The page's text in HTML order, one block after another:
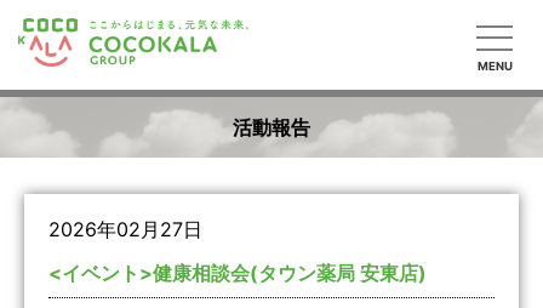
MENU
活動報告
2026年02月27日
<イベント>健康相談会(タウン薬局 安東店)